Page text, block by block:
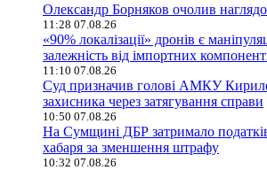
Олександр Борняков очолив
11:28 07.08.26
«90% локалізації» дронів є
залежність від імпортних
11:10 07.08.26
Суд призначив голові АМКУ
захисника через затягування справи
10:50 07.08.26
На Сумщині ДБР затримало
хабаря за зменшення штрафу
10:32 07.08.26